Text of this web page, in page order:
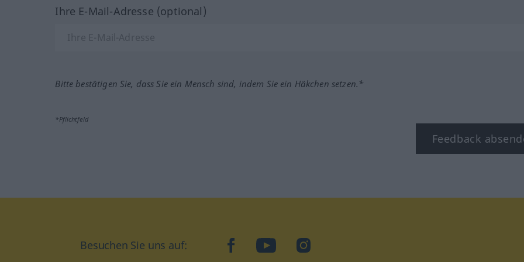
Ihre E-Mail-Adresse (optional)
Bitte bestätigen Sie, dass Sie ein Mensch sind, indem Sie ein Häkchen setzen.*
*Pflichtfeld
Feedback
Besuchen Sie uns auf: facebookYouTubeInstagram